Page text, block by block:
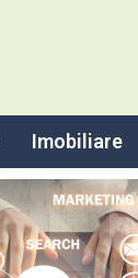
Imobiliare